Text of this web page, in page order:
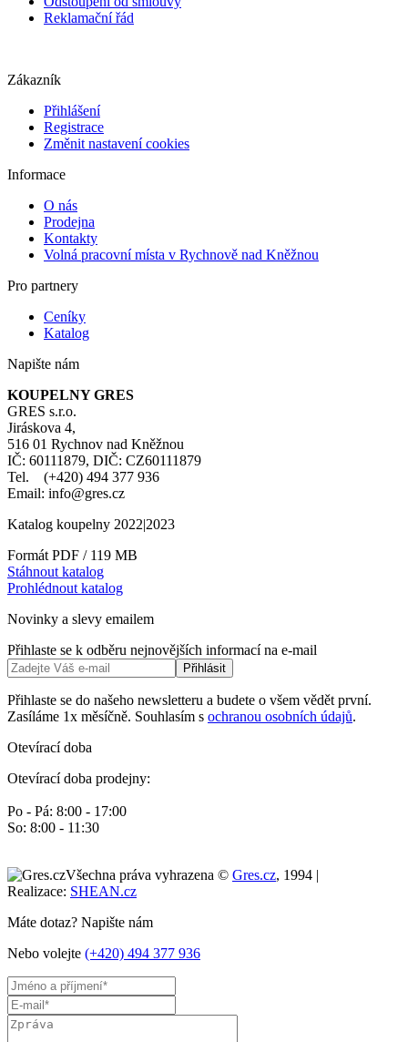
Reklamační řád
Zákazník
Přihlášení
Registrace
Změnit nastavení cookies
Informace
O nás
Prodejna
Kontakty
Volná pracovní místa v Rychnově nad Kněžnou
Pro partnery
Ceníky
Katalog
Napište nám
KOUPELNY GRES
GRES s.r.o.
Jiráskova 4,
516 01 Rychnov nad Kněžnou
IČ: 60111879, DIČ: CZ60111879
Tel. (+420) 494 377 936
Email: info@gres.cz
Katalog koupelny 2022|2023
Formát PDF / 119 MB
Stáhnout katalog
Prohlédnout katalog
Novinky a slevy emailem
Přihlaste se k odběru nejnovějších informací na e-mail
Přihlásit
Přihlaste se do našeho newsletteru a budete o všem vědět první.
Zasíláme 1x měsíčně. Souhlasím s ochranou osobních údajů.
Otevírací doba
Otevírací doba prodejny:
Po - Pá: 8:00 - 17:00
So: 8:00 - 11:30
Všechna práva vyhrazena © Gres.cz, 1994 |
Realizace: SHEAN.cz
Máte dotaz? Napište nám
Nebo volejte (+420) 494 377 936